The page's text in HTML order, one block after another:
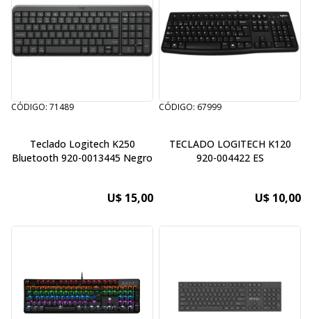
CÓDIGO: 71489
Teclado Logitech K250
Bluetooth 920-0013445 Negro
U$ 15,00
CÓDIGO: 67999
TECLADO LOGITECH K120
920-004422 ES
U$ 10,00